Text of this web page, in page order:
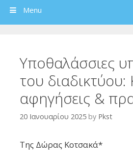
Menu
Υποθαλάσσιες
του διαδικτύου:
αφηγήσεις &
20 Ιανουαρίου 2025 by Pkst
Της Δώρας Κοτσακά*